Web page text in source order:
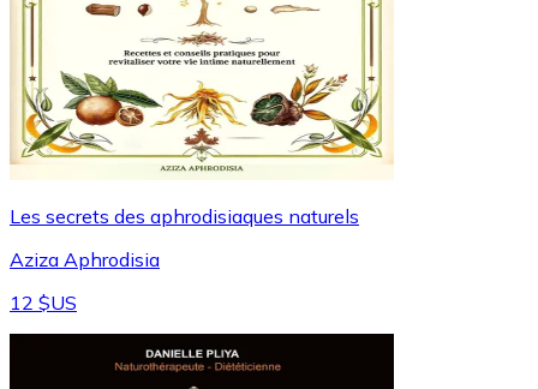
Les secrets des aphrodisiaques naturels
Aziza Aphrodisia
12 $US